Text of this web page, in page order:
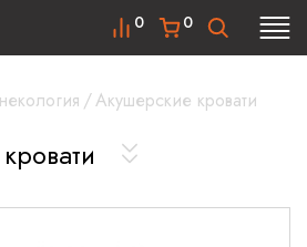
0
0
/Акушерские кровати